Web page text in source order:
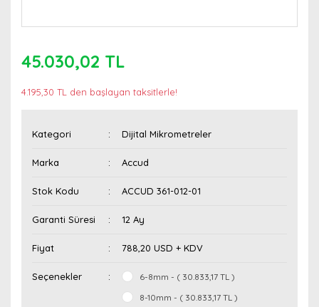
45.030,02 TL
4.195,30 TL den başlayan taksitlerle!
Kategori Dijital Mikrometreler
Marka Accud
Stok Kodu ACCUD 361-012-01
Garanti Süresi 12 Ay
Fiyat 788,20 USD + KDV
Seçenekler
6-8mm - ( 30.833,17 TL )
8-10mm - ( 30.833,17 TL )